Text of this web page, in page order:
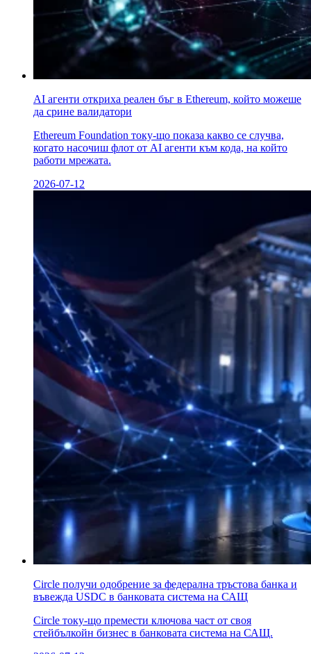
AI агенти откриха реален бъг в Ethereum, който можеше
да сринe валидатори
Ethereum Foundation току-що показа какво се случва,
когато насочиш флот от AI агенти към кода, на който
работи мрежата.
2026-07-12
Circle получи одобрение за федерална тръстова банка и
въвежда USDC в банковата система на САЩ
Circle току-що премести ключова част от своя
стейбълкойн бизнес в банковата система на САЩ.